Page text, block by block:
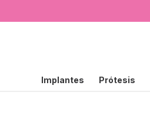
Implantes Prótesis